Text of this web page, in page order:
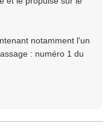
notamment l'un
: numéro 1 du